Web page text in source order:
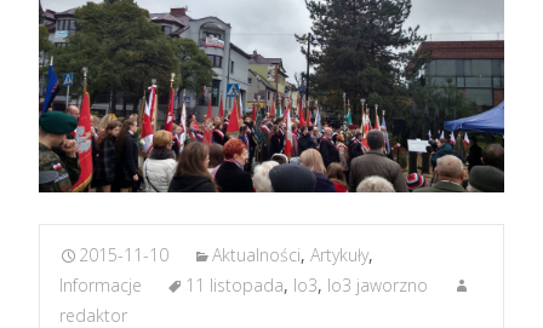
2015-11-10 Aktualności, Artykuły,
Informacje
11 listopada, lo3, lo3 jaworzno
redaktor